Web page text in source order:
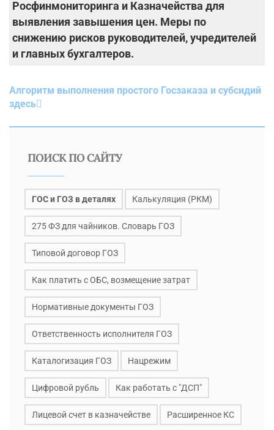
Росфинмониторинга и Казначейства для
выявления завышения цен. Меры по
снижению рисков руководителей, учредителей
и главных бухгалтеров.
Алгоритм выполнения простого Госзаказа и субсидий
здесь
ПОИСК ПО САЙТУ
ГОС и ГОЗ в деталях Калькуляция (РКМ)
275 ФЗ для чайников. Словарь ГОЗ
Типовой договор ГОЗ
Как платить с ОБС, возмещение затрат
Нормативные документы ГОЗ
Ответственность исполнителя ГОЗ
Каталогизация ГОЗ Нацрежим
Цифровой рубль Как работать с "ДСП"
Лицевой счет в казначействе Расширенное КС